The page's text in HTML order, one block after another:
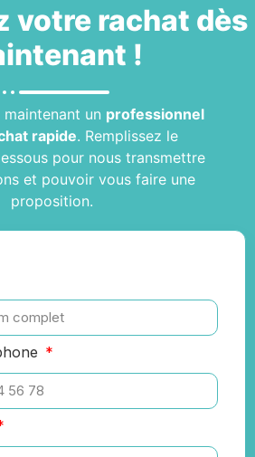
votre rachat dès
!
un professionnel
rapide. Remplissez le
pour nous transmettre
et pouvoir vous faire une
proposition.